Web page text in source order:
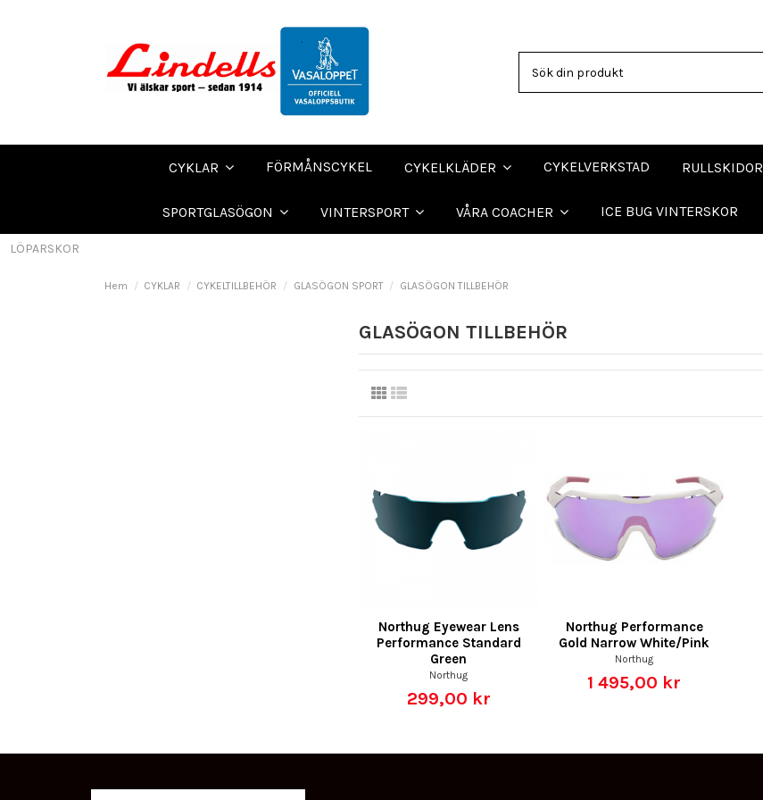
CYKLAR FÖRMÅNSCYKEL CYKELKLÄDER CYKELVERKSTAD RULLSKIDOR
SPORTGLASÖGON VINTERSPORT VÅRA COACHER ICE BUG VINTERSKOR
LÖPARSKOR
Hem CYKLAR CYKELTILLBEHÖR GLASÖGON SPORT GLASÖGON TILLBEHÖR
GLASÖGON TILLBEHÖR
Northug Eyewear Lens
Performance Standard
Green
Northug
299,00 kr
Northug Performance
Gold Narrow White/Pink
Northug
1 495,00 kr